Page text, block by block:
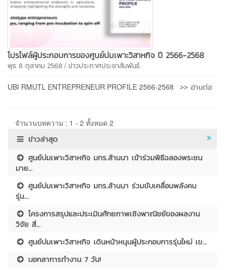
โปรไฟล์ผู้ประกอบการของศูนย์บ่มเพาะวิสาหกิจ ปี 2566-2568
พุธ 8 ตุลาคม 2568 / ข่าวประกาศประชาสัมพันธ์
UBI RMUTL ENTREPRENEUR PROFILE 2566-2568 >> อ่านต่อ
จำนวนบทความ : 1 - 2 ทั้งหมด 2
ข่าวล่าสุด
ศูนย์บ่มเพาะวิสาหกิจ มทร.ล้านนา เข้าร่วมพิธีฉลองพระชน
มาย...
ศูนย์บ่มเพาะวิสาหกิจ มทร.ล้านนา ร่วมขับเคลื่อนพลังคน
รุ่น...
โครงการสรุปและประเมินศักยภาพเชิงพาณิชย์ของผลงาน
วิจัย สิ่...
ศูนย์บ่มเพาะวิสาหกิจ เดินหน้าหนุนผู้ประกอบการรุ่นใหม่ เข...
บอกลาการทำงาน 7 วัน!